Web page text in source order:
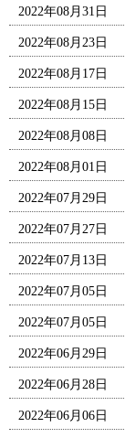
2022年08月31日
2022年08月23日
2022年08月17日
2022年08月15日
2022年08月08日
2022年08月01日
2022年07月29日
2022年07月27日
2022年07月13日
2022年07月05日
2022年07月05日
2022年06月29日
2022年06月28日
2022年06月06日